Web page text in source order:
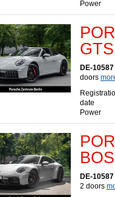
Power
DE-
doors
date
Power
DE-
2 doors